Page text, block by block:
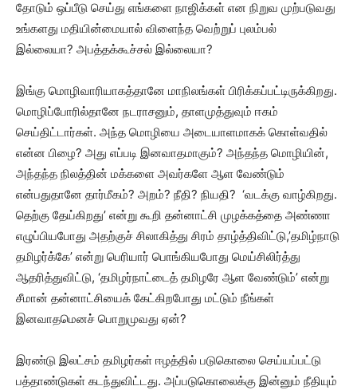
தோடும் ஒப்பீடு செய்து எங்களை நாஜிக்கள் என நிறுவ முற்படுவது
உங்களது மதியின்மையால் விளைந்த வெற்றுப் புலம்பல்
இல்லையா? அபத்தக்கூச்சல் இல்லையா?
இங்கு மொழிவாரியாகத்தானே மாநிலங்கள் பிரிக்கப்பட்டிருக்கிறது.
மொழிப்போரில்தானே நடராசனும், தாளமுத்துவும் ஈகம்
செய்திட்டார்கள். அந்த மொழியை அடையாளமாகக் கொள்வதில்
என்ன பிழை? அது எப்படி இனவாதமாகும்? அந்தந்த மொழியின்,
அந்தந்த நிலத்தின் மக்களை அவர்களே ஆள வேண்டும்
என்பதுதானே தார்மீகம்? அறம்? நீதி? நியதி? ‘வடக்கு வாழ்கிறது.
தெற்கு தேய்கிறது’ என்று கூறி தன்னாட்சி முழக்கத்தை அண்ணா
எழுப்பியபோது அதற்குச் சிலாகித்து சிரம் தாழ்த்திவிட்டு,’தமிழ்நாடு
தமிழர்க்கே’ என்று பெரியார் பொங்கியபோது மெய்சிலிர்த்து
ஆதரித்துவிட்டு, ‘தமிழர்நாட்டைத் தமிழரே ஆள வேண்டும்’ என்று
சீமான் தன்னாட்சியைக் கேட்கிறபோது மட்டும் நீங்கள்
இனவாதமெனச் பொறுமுவது ஏன்?
இரண்டு இலட்சம் தமிழர்கள் ஈழத்தில் படுகொலை செய்யப்பட்டு
பத்தாண்டுகள் கடந்துவிட்டது. அப்படுகொலைக்கு இன்னும் நீதியும்